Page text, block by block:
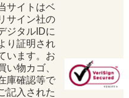
サイトはベ
サイン社の
ジタルIDに
り証明され
います。お
い物カゴ、
庫確認等で
記入された